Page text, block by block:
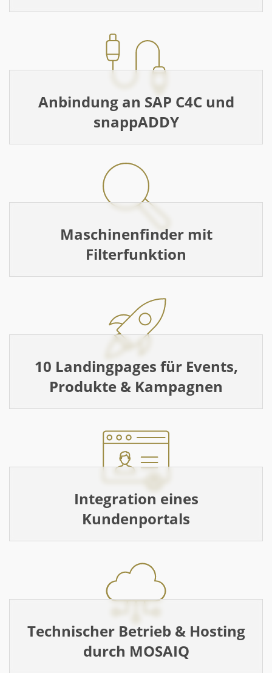
Anbindung an SAP C4C und
snappADDY
Maschinenfinder mit
Filterfunktion
10 Landingpages für Events,
Produkte & Kampagnen
Integration eines
Kundenportals
Technischer Betrieb & Hosting
durch MOSAIQ